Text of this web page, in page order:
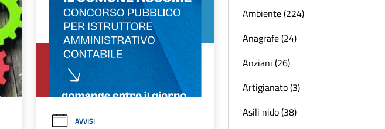
AVVISI
Ambiente (224)
Anagrafe (24)
Anziani (26)
Artigianato (3)
Asili nido (38)